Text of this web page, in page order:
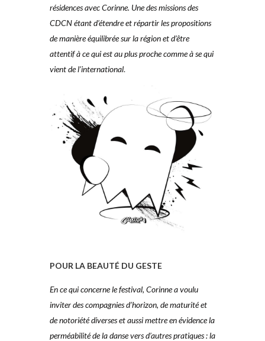
résidences avec Corinne. Une des missionsdes
CDCN étant d’étendre et répartirles propositions
de manière équilibréesur la région et d’être
attentif à ce quiest au plus proche comme à se qui
vient de l’international.
POUR LA BEAUTÉ DU GESTE
En ce qui concerne le festival, Corinnea voulu
inviter des compagniesd’horizon, de maturité et
de notoriétédiverses et aussi mettre en évidencela
perméabilité de la danse versd’autres pratiques : la